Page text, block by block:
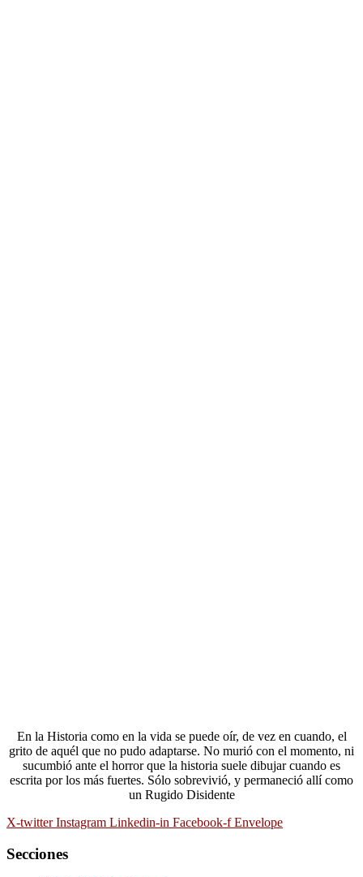
En la Historia como en la vida se puede oír, de vez en cuando, el
grito de aquél que no pudo adaptarse. No murió con el momento, ni
sucumbió ante el horror que la historia suele dibujar cuando es
escrita por los más fuertes. Sólo sobrevivió, y permaneció allí como
un Rugido Disidente
X-twitter Instagram Linkedin-in Facebook-f Envelope
Secciones